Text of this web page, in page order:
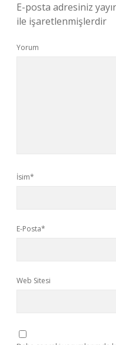
E-posta adresiniz
ile işaretlenmişlerdir
Yorum
İsim*
E-Posta*
Web Sitesi